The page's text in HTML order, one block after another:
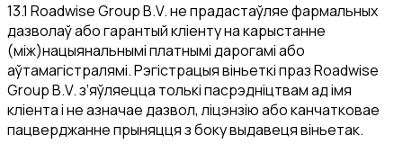
13.1 Roadwise Group B.V. не прадастаўляе фармальных
дазволаў або гарантый кліенту на карыстанне
(між)нацыянальнымі платнымі дарогамі або
аўтамагістралямі. Рэгістрацыя віньеткі праз Roadwise
Group B.V. з’яўляецца толькі пасрэдніцтвам ад імя
кліента і не азначае дазвол, ліцэнзію або канчатковае
пацверджанне прыняцця з боку выдавеця віньетак.